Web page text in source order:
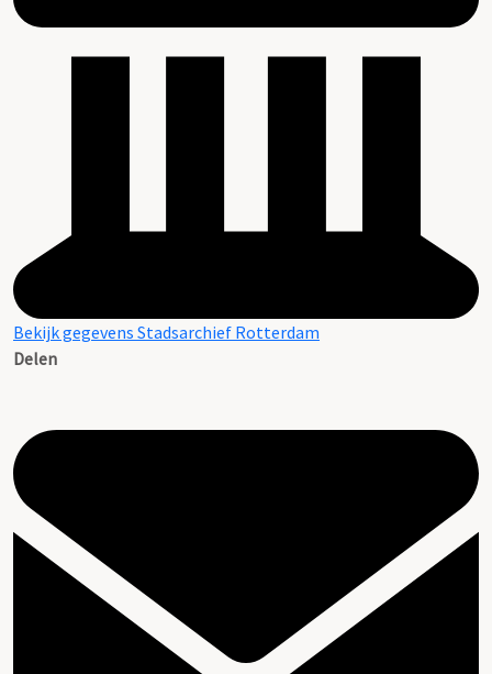
Bekijk gegevens Stadsarchief Rotterdam
Delen